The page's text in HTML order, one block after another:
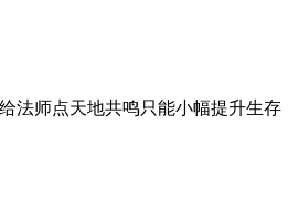
师点天地共鸣只能小幅提升生存